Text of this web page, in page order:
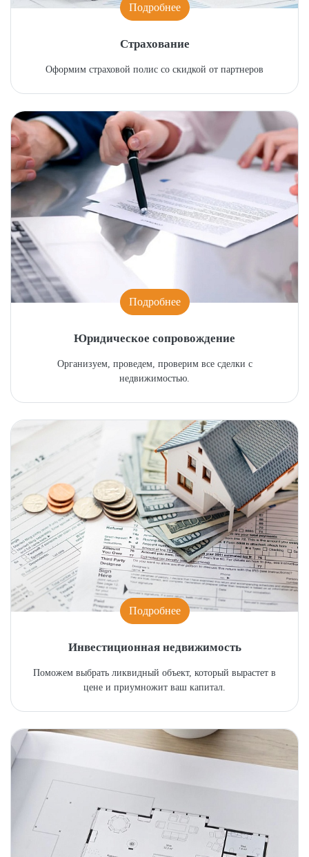
Подробнее
Страхование
Оформим страховой полис со скидкой от партнеров
Подробнее
Юридическое сопровождение
Организуем, проведем, проверим все сделки с
недвижимостью.
Подробнее
Инвестиционная недвижимость
Поможем выбрать ликвидный объект, который вырастет в
цене и приумножит ваш капитал.